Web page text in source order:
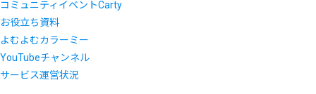
コミュニティイベントCarty
お役立ち資料
よむよむカラーミー
YouTubeチャンネル
サービス運営状況